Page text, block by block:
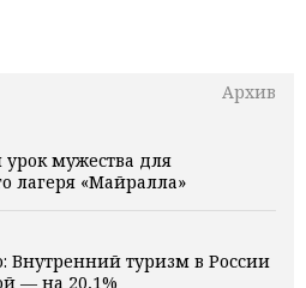
Архив
мужества для
лагеря «Майралла»
туризм в России
— на 20,1%